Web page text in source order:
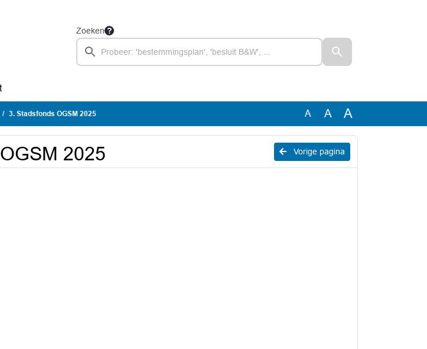
Zoeken
3. Stadsfonds OGSM 2025 A A A
Vorige pagina
2025